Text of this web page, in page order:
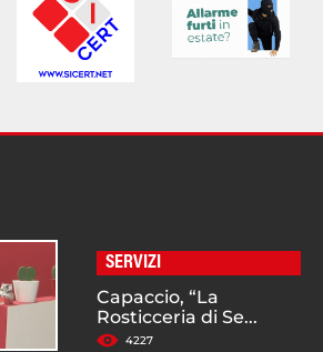
SERVIZI
Capaccio, “La
Rosticceria di Se...
4227